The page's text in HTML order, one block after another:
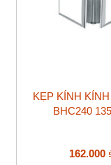
KẸP KÍNH
BHC240
162.000